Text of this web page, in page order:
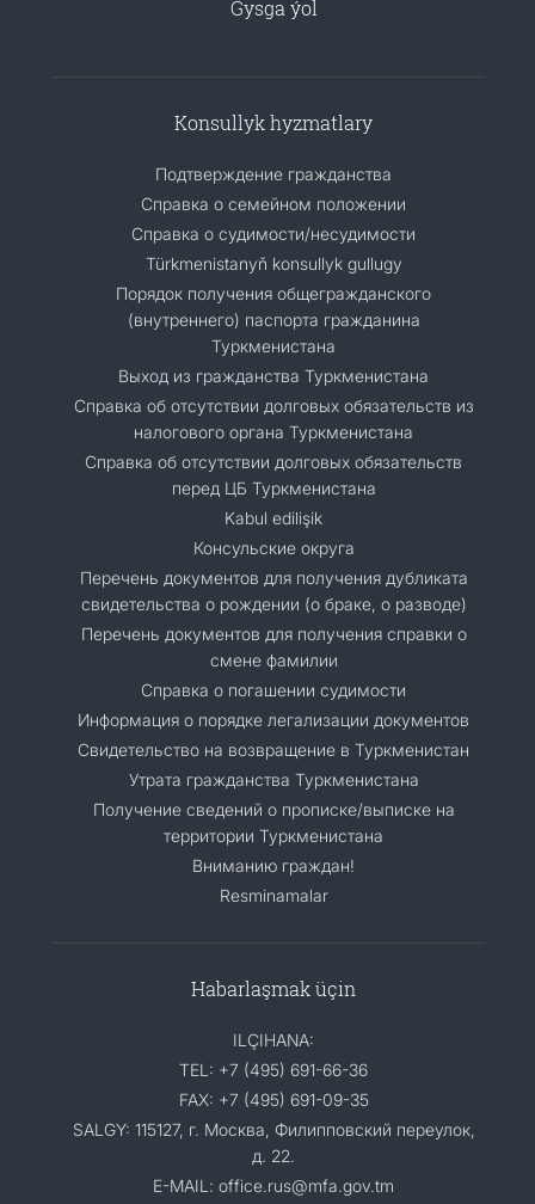
Gysga ýol
Konsullyk hyzmatlary
Подтверждение гражданства
Справка о семейном положении
Справка о судимости/несудимости
Türkmenistanyň konsullyk gullugy
Порядок получения общегражданского
(внутреннего) паспорта гражданина
Туркменистана
Выход из гражданства Туркменистана
Справка об отсутствии долговых обязательств из
налогового органа Туркменистана
Справка об отсутствии долговых обязательств
перед ЦБ Туркменистана
Kabul edilişik
Консульские округа
Перечень документов для получения дубликата
свидетельства о рождении (о браке, о разводе)
Перечень документов для получения справки о
смене фамилии
Справка о погашении судимости
Информация о порядке легализации документов
Cвидетельство на возвращение в Туркменистан
Утрата гражданства Туркменистана
Получение сведений о прописке/выписке на
территории Туркменистана
Вниманию граждан!
Resminamalar
Habarlaşmak üçin
ILÇIHANA:
TEL: +7 (495) 691-66-36
FAX: +7 (495) 691-09-35
SALGY: 115127, г. Москва, Филипповский переулок,
д. 22.
E-MAIL: office.rus@mfa.gov.tm